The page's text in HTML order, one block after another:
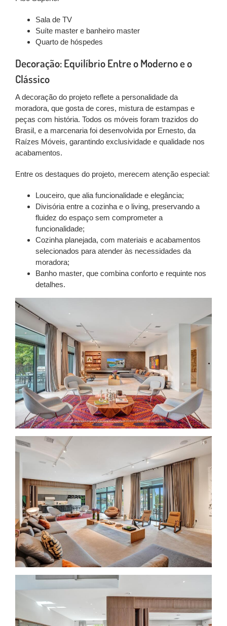
Sala de TV
Suíte master e banheiro master
Quarto de hóspedes
Decoração: Equilíbrio Entre o Moderno e o
Clássico
A decoração do projeto reflete a personalidade da
moradora, que gosta de cores, mistura de estampas e
peças com história. Todos os móveis foram trazidos do
Brasil, e a marcenaria foi desenvolvida por Ernesto, da
Raízes Móveis, garantindo exclusividade e qualidade nos
acabamentos.
Entre os destaques do projeto, merecem atenção especial:
Louceiro, que alia funcionalidade e elegância;
Divisória entre a cozinha e o living, preservando a
fluidez do espaço sem comprometer a
funcionalidade;
Cozinha planejada, com materiais e acabamentos
selecionados para atender às necessidades da
moradora;
Banho master, que combina conforto e requinte nos
detalhes.